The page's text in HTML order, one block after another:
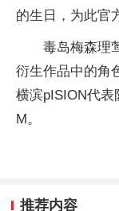
的生日，为此官
毒岛梅森理
衍生作品中的角
横滨pISION代
M。
推荐内容